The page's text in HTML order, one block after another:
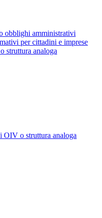
obblighi amministrativi
per cittadini e imprese
struttura analoga
OIV o struttura analoga